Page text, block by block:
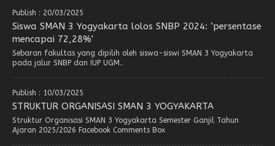
Publish : 20/03/2025
Siswa SMAN 3 Yogyakarta lolos SNBP 2024: ‘persentase
mencapai 72,28%’
Sebaran fakultas yang dipilih oleh siswa-siswi SMAN 3 Yogyakarta
pada jalur SNBP dan IUP UGM..
Publish : 10/03/2025
STRUKTUR ORGANISASI SMAN 3 YOGYAKARTA
Struktur Organisasi SMAN 3 Yogyakarta Semester Ganjil Tahun
Ajaran 2025/2026 Facebook Comments Box